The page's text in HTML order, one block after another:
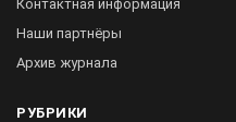
Контактная информация
Наши партнёры
Архив журнала
РУБРИКИ